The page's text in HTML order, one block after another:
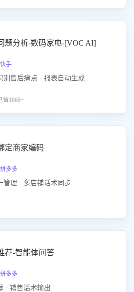
题分析-数码家电-[VOC AI]
手
别售后痛点 · 报表自动生成
售1660+
定商家编码
多多
管理 · 多店铺话术同步
荐-智能体问答
多多
· 销售话术输出